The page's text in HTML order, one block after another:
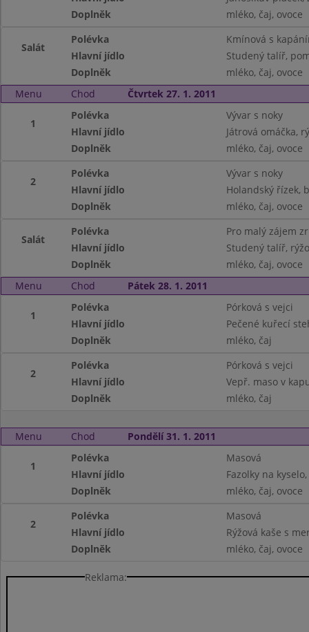
Doplněk
mléko, čaj, ovoce
Salát
Polévka
Kmínová s
Hlavní jídlo
Studený talíř,
Doplněk
mléko, čaj, ovoce
Menu
Chod Čtvrtek 27. 1. 2011
1
Polévka
Vývar s noky
Hlavní jídlo
Játrová omáčka,
Doplněk
mléko, čaj, ovoce
2
Polévka
Vývar s noky
Hlavní jídlo
Holandský řízek,
Doplněk
mléko, čaj, ovoce
Salát
Polévka
Pro malý zájem
Hlavní jídlo
Studený talíř,
Doplněk
mléko, čaj, ovoce
Menu
Chod Pátek 28. 1. 2011
1
Polévka
Pórková s vejci
Hlavní jídlo
Pečené kuřecí
Doplněk
mléko, čaj
2
Polévka
Pórková s vejci
Hlavní jídlo
Vepř. maso v
Doplněk
mléko, čaj
Menu Chod Pondělí 31. 1. 2011
1
Polévka
Masová
Hlavní jídlo
Fazolky na
Doplněk
mléko, čaj, ovoce
2
Polévka
Masová
Hlavní jídlo
Rýžová kaše s
Doplněk
mléko, čaj, ovoce
Reklama: